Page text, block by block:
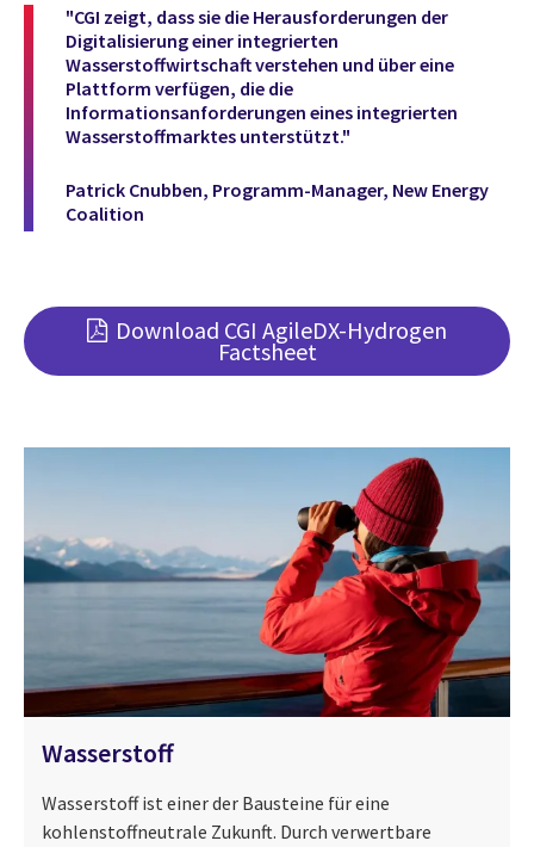
"CGI zeigt, dass sie die Herausforderungen der
Digitalisierung einer integrierten
Wasserstoffwirtschaft verstehen und über eine
Plattform verfügen, die die
Informationsanforderungen eines integrierten
Wasserstoffmarktes unterstützt."
Patrick Cnubben, Programm-Manager, New Energy
Coalition
Download CGI AgileDX-Hydrogen
Factsheet
Wasserstoff
Wasserstoff ist einer der Bausteine für eine
kohlenstoffneutrale Zukunft. Durch verwertbare